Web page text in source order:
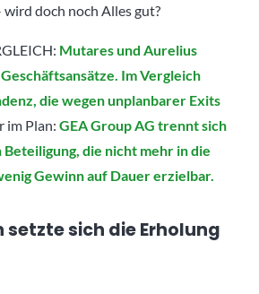
wird doch noch Alles gut?
Mutares und Aurelius
Im Vergleich
die wegen unplanbarer Exits
im Plan: GEA Group AG trennt sich
die nicht mehr in die
Gewinn auf Dauer erzielbar.
sich die Erholung